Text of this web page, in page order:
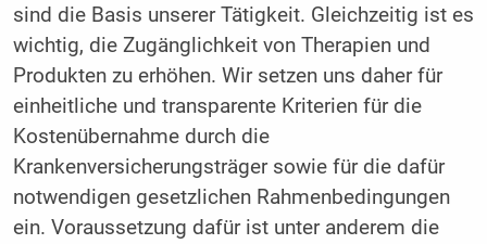
sind die Basis unserer Tätigkeit. Gleichzeitig ist es
wichtig, die Zugänglichkeit von Therapien und
Produkten zu erhöhen. Wir setzen uns daher für
einheitliche und transparente Kriterien für die
Kostenübernahme durch die
Krankenversicherungsträger sowie für die dafür
notwendigen gesetzlichen Rahmenbedingungen
ein. Voraussetzung dafür ist unter anderem die